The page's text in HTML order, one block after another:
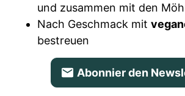
und zusammen mit den
Nach Geschmack mit
bestreuen
Abonnier den